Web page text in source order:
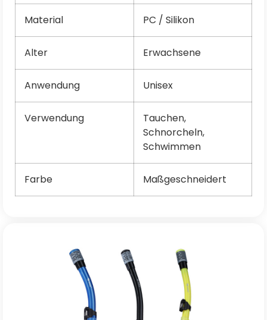
Material PC / Silikon
Alter Erwachsene
Anwendung Unisex
Verwendung
Tauchen,
Schnorcheln,
Schwimmen
Farbe Maßgeschneidert